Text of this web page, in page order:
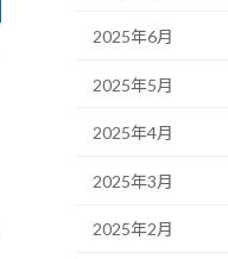
2025年6月
2025年5月
2025年4月
2025年3月
2025年2月